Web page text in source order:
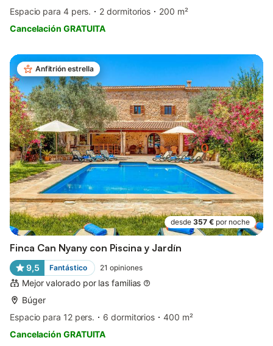
Espacio para 4 pers.
2 dormitorios
200 m²
Cancelación GRATUITA
Anfitrión estrella
desde 357 € por noche
Finca Can Nyany con Piscina y Jardín
9,5 Fantástico 21 opiniones
Mejor valorado por las familias
Búger
Espacio para 12 pers.
6 dormitorios
400 m²
Cancelación GRATUITA